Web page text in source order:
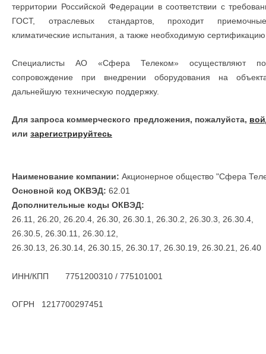
территории Российской Федерации в соответствии с
ГОСТ, отраслевых стандартов, проходит
климатические испытания, а также необходимую
Специалисты АО «Сфера Телеком» осуществляют
сопровождение при внедрении оборудования на
дальнейшую техническую поддержку.
Для запроса коммерческого предложения, пожалуйста,
или зарегистрируйтесь
Наименование компании: Акционерное общество "Сфера
Основной код ОКВЭД: 62.01
Дополнительные коды ОКВЭД:
26.11, 26.20, 26.20.4, 26.30, 26.30.1, 26.30.2, 26.30.3, 26.30.4,
26.30.5, 26.30.11, 26.30.12,
26.30.13, 26.30.14, 26.30.15, 26.30.17, 26.30.19, 26.30.21, 26.40
ИНН/КПП 7751200310 / 775101001
ОГРН 1217700297451